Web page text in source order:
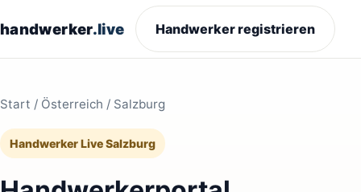
handwerker.live Handwerker registrieren
Start / Österreich / Salzburg
Handwerker Live Salzburg